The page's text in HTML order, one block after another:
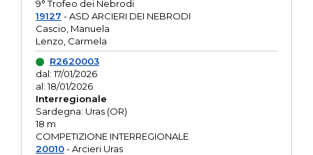
9° Trofeo dei Nebrodi
19127 - ASD ARCIERI DEI NEBRODI
Cascio, Manuela
Lenzo, Carmela
R2620003
dal: 17/01/2026
al: 18/01/2026
Interregionale
Sardegna: Uras (OR)
18 m
COMPETIZIONE INTERREGIONALE
20010- Arcieri Uras